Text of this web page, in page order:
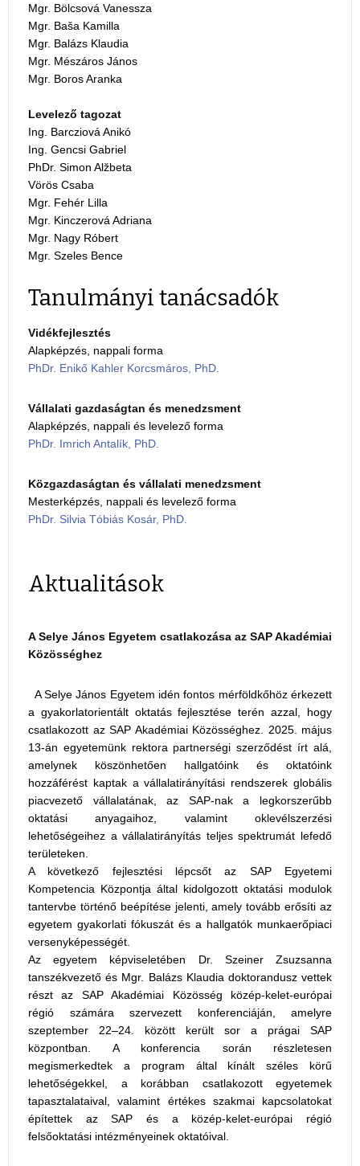
Mgr. Bölcsová Vanessza
Mgr. Baša Kamilla
Mgr. Balázs Klaudia
Mgr. Mészáros János
Mgr. Boros Aranka
Levelező tagozat
Ing. Barcziová Anikó
Ing. Gencsi Gabriel
PhDr. Simon Alžbeta
Vörös Csaba
Mgr. Fehér Lilla
Mgr. Kinczerová Adriana
Mgr. Nagy Róbert
Mgr. Szeles Bence
Tanulmányi tanácsadók
Vidékfejlesztés
Alapképzés, nappali forma
PhDr. Enikő Kahler Korcsmáros, PhD.
Vállalati gazdaságtan és menedzsment
Alapképzés, nappali és levelező forma
PhDr. Imrich Antalík, PhD.
Közgazdaságtan és vállalati menedzsment
Mesterképzés, nappali és levelező forma
PhDr. Silvia Tóbiás Kosár, PhD.
Aktualitások
A Selye János Egyetem csatlakozása az SAP Akadémiai
Közösséghez
A Selye János Egyetem idén fontos mérföldkőhöz érkezett
a gyakorlatorientált oktatás fejlesztése terén azzal, hogy
csatlakozott az SAP Akadémiai Közösséghez. 2025. május
13-án egyetemünk rektora partnerségi szerződést írt alá,
amelynek köszönhetően hallgatóink és oktatóink
hozzáférést kaptak a vállalatirányítási rendszerek globális
piacvezető vállalatának, az SAP-nak a legkorszerűbb
oktatási anyagaihoz, valamint oklevélszerzési
lehetőségeihez a vállalatirányítás teljes spektrumát lefedő
területeken.
A következő fejlesztési lépcsőt az SAP Egyetemi
Kompetencia Központja által kidolgozott oktatási modulok
tantervbe történő beépítése jelenti, amely tovább erősíti az
egyetem gyakorlati fókuszát és a hallgatók munkaerőpiaci
versenyképességét.
Az egyetem képviseletében Dr. Szeiner Zsuzsanna
tanszékvezető és Mgr. Balázs Klaudia doktorandusz vettek
részt az SAP Akadémiai Közösség közép-kelet-európai
régió számára szervezett konferenciáján, amelyre
szeptember 22–24. között került sor a prágai SAP
központban. A konferencia során részletesen
megismerkedtek a program által kínált széles körű
lehetőségekkel, a korábban csatlakozott egyetemek
tapasztalataival, valamint értékes szakmai kapcsolatokat
építettek az SAP és a közép-kelet-európai régió
felsőoktatási intézményeinek oktatóival.